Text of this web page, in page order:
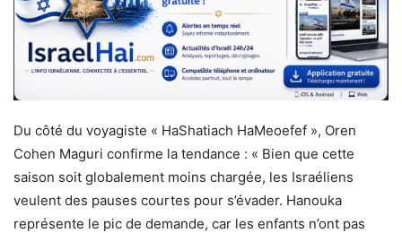
Du côté du voyagiste « HaShatiach HaMeoefef », Oren
Cohen Maguri confirme la tendance : « Bien que cette
saison soit globalement moins chargée, les Israéliens
veulent des pauses courtes pour s’évader. Hanouka
représente le pic de demande, car les enfants n’ont pas